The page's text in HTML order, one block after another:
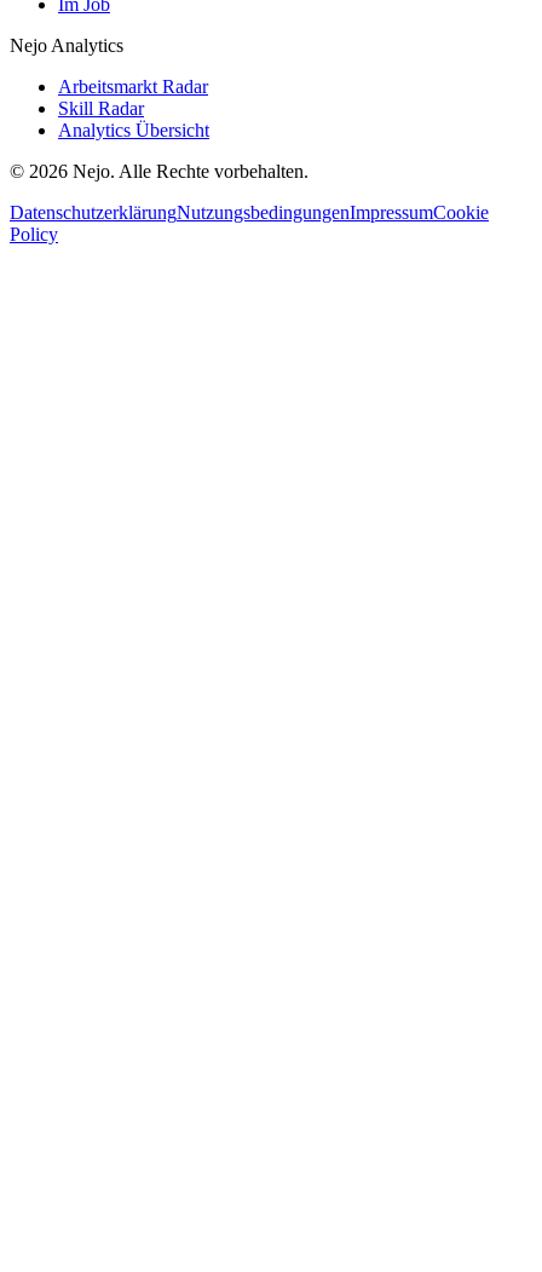
Im Job
Nejo Analytics
Arbeitsmarkt Radar
Skill Radar
Analytics Übersicht
© 2026 Nejo. Alle Rechte vorbehalten.
DatenschutzerklärungNutzungsbedingungenImpressumCookie
Policy